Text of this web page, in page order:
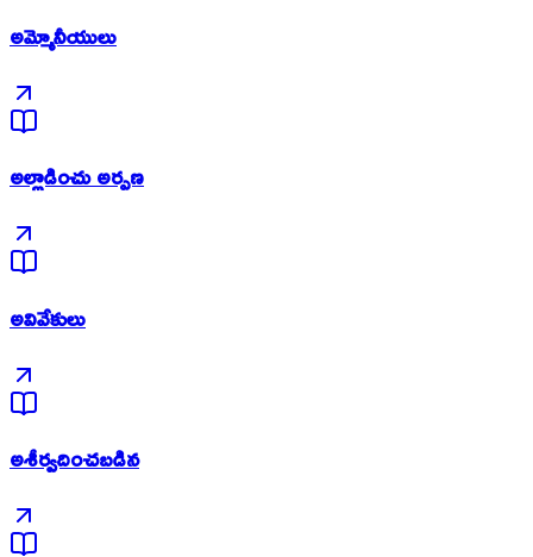
అమ్మోనీయులు
అల్లాడించు అర్పణ
అవివేకులు
అశీర్వదించబడిన